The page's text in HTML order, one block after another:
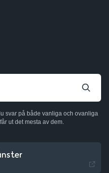
svar på både vanliga och ovanliga
ut det mesta av dem.